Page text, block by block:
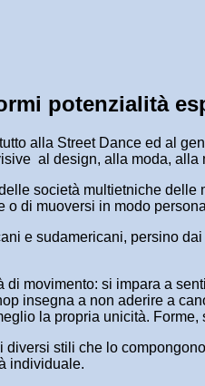
potenzialità
alla Street Dance ed al
al design, alla moda,
società multietniche
di muoversi in modo
e sudamericani, persino
di movimento: si impara a
insegna a non aderire a
la propria unicità.
stili che lo
individuale.